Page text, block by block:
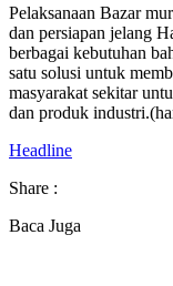
Pelaksanaan Bazar
dan persiapan jelang
berbagai kebutuhan
satu solusi untuk
masyarakat sekitar
dan produk
Headline
Share :
Baca Juga